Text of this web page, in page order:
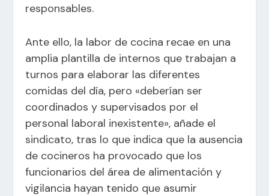
responsables.
Ante ello, la labor de cocina recae en una
amplia plantilla de internos que trabajan a
turnos para elaborar las diferentes
comidas del día, pero «deberían ser
coordinados y supervisados por el
personal laboral inexistente», añade el
sindicato, tras lo que indica que la ausencia
de cocineros ha provocado que los
funcionarios del área de alimentación y
vigilancia hayan tenido que asumir